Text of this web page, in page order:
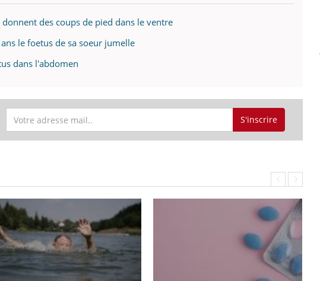
des coups de pied dans le ventre
le foetus de sa soeur jumelle
dans l'abdomen
S'inscrire